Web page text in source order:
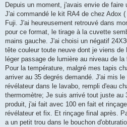
s
s
a
g
e
Depuis un moment, j'avais envie de faire
J'ai commandé le kit RA4 de chez Adox
Fuji. J'ai heureusement retrouvé dans
pour ce format, le tirage à la cuvette
mains gauche. J'ai choisi un négatif
tête couleur toute neuve dont je viens de
léger passage de lumière au niveau de
Pour la température, malgré mes tapis
arriver au 35 degrés demandé. J'ai mis
révélateur dans le lavabo, rempli d'eau
thermomètre; Je suis arrivé tout juste au
produit, j'ai fait avec 100 en fait et
révélateur et fix. Et rinçage final après.
a un petit trou dans le bouchon